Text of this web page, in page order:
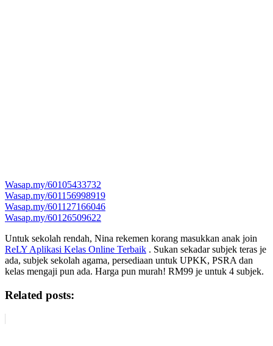
Wasap.my/60105433732
Wasap.my/601156998919
Wasap.my/601127166046
Wasap.my/60126509622
Untuk sekolah rendah, Nina rekemen korang masukkan anak join
ReLY Aplikasi Kelas Online Terbaik . Sukan sekadar subjek teras je
ada, subjek sekolah agama, persediaan untuk UPKK, PSRA dan
kelas mengaji pun ada. Harga pun murah! RM99 je untuk 4 subjek.
Related posts: